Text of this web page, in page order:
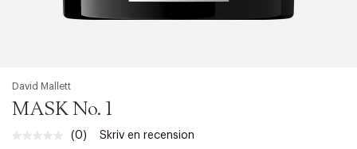
David Mallett
MASK No. 1
Inget
(0) Skriv en recension